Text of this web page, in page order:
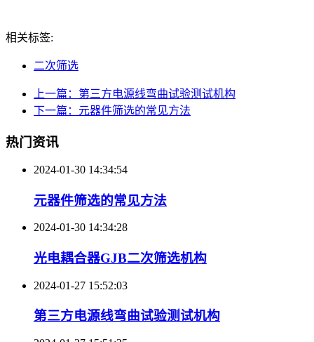
相关标签:
二次筛选
上一篇：第三方电源线弯曲试验测试机构
下一篇：元器件筛选的常见方法
热门资讯
2024-01-30 14:34:54
元器件筛选的常见方法
2024-01-30 14:34:28
光电耦合器GJB二次筛选机构
2024-01-27 15:52:03
第三方电源线弯曲试验测试机构